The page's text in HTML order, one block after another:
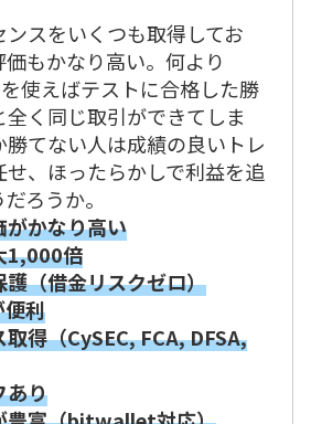
スをいくつも取得してお
もかなり高い。何より
を使えばテストに合格した勝
く同じ取引ができてしま
勝てない人は成績の良いトレ
、ほったらかしで利益を追
ろうか。
かなり高い
1,000倍
（借金リスクゼロ）
利
得（CySEC, FCA, DFSA,
あり